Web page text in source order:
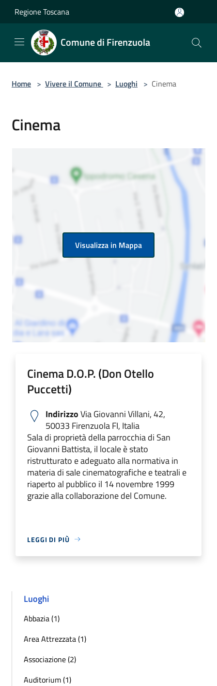
Regione Toscana
Comune di Firenzuola
Home > Vivere il Comune > Luoghi > Cinema
Cinema
Visualizza in Mappa
Cinema D.O.P. (Don Otello
Puccetti)
IndirizzoVia Giovanni Villani, 42,
50033 Firenzuola FI, Italia
Sala di proprietà della parrocchia di San
Giovanni Battista, il locale è stato
ristrutturato e adeguato alla normativa in
materia di sale cinematografiche e teatrali e
riaperto al pubblico il 14 novembre 1999
grazie alla collaborazione del Comune.
LEGGI DI PIÙ
Luoghi
Abbazia (1)
Area Attrezzata (1)
Associazione (2)
Auditorium (1)